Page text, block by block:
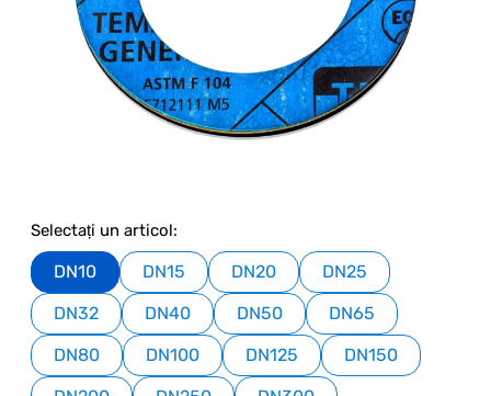
Selectați un articol:
DN10 DN15 DN20
DN25
DN32
DN40 DN50
DN65
DN80
DN100 DN125
DN150